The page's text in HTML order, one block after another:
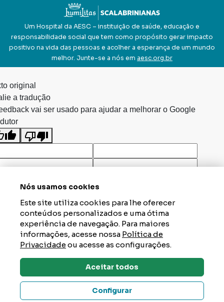
Um Hospital da AESC – instituição de saúde, educação e
responsabilidade social que tem como propósito gerar impacto
positivo na vida das pessoas e acolher a esperança de um mundo
melhor. Junte-se a nós em aesc.org.br
Dúvidas? Tire Aqui
Nós usamos cookies
Este site utiliza cookies para lhe oferecer
conteúdos personalizados e uma ótima
experiência de navegação. Para maiores
informações, acesse nossa Política de
Privacidadeou acesse as configurações.
Aceitar todos
Configurar
original
a tradução
vai ser usado para ajudar a melhorar o Google